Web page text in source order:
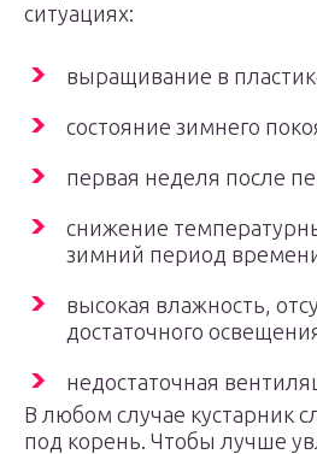
ситуациях:
выращивание в
состояние зимнего
первая неделя после
снижение
зимний период
высокая влажность,
достаточного
недостаточная
В любом случае кустарник
под корень. Чтобы лучше